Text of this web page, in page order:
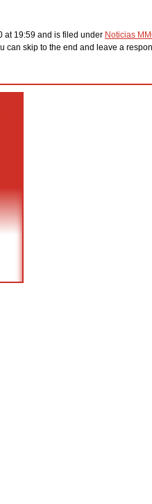
at 19:59 and is filed under Noticias
can skip to the end and leave a